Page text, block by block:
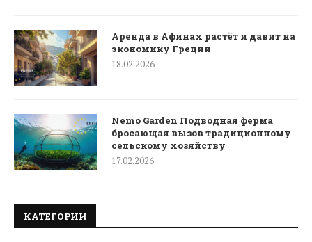
Аренда в Афинах растёт и давит на
экономику Греции
18.02.2026
Nemo Garden Подводная ферма
бросающая вызов традиционному
сельскому хозяйству
17.02.2026
КАТЕГОРИИ